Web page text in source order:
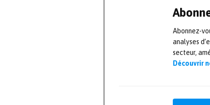
Abonnez-
analyses
secteur,
Découvrir